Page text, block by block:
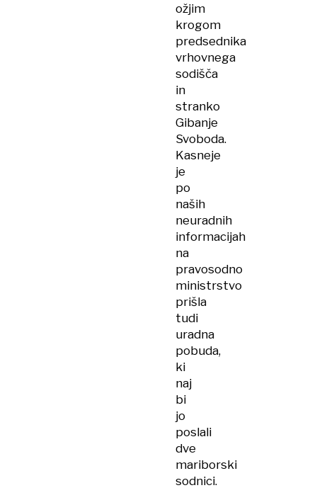
ožjim
krogom
predsednika
vrhovnega
sodišča
in
stranko
Gibanje
Svoboda.
Kasneje
je
po
naših
neuradnih
informacijah
na
pravosodno
ministrstvo
prišla
tudi
uradna
pobuda,
ki
naj
bi
jo
poslali
dve
mariborski
sodnici.